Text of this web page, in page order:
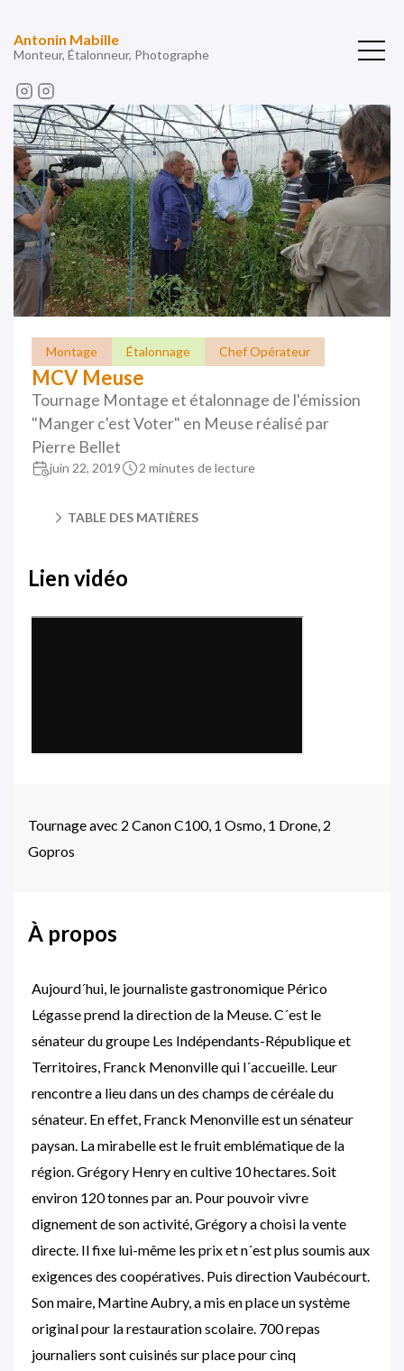
Antonin Mabille
Monteur, Étalonneur, Photographe
Montage Étalonnage Chef Opérateur
MCV Meuse
Tournage Montage et étalonnage de l'émission
"Manger c'est Voter" en Meuse réalisé par
Pierre Bellet
juin 22, 2019 2 minutes de lecture
TABLE DES MATIÈRES
Lien vidéo
Tournage avec 2 Canon C100, 1 Osmo, 1 Drone, 2
Gopros
À propos
Aujourd´hui, le journaliste gastronomique Périco
Légasse prend la direction de la Meuse. C´est le
sénateur du groupe Les Indépendants-République et
Territoires, Franck Menonville qui l´accueille. Leur
rencontre a lieu dans un des champs de céréale du
sénateur. En effet, Franck Menonville est un sénateur
paysan. La mirabelle est le fruit emblématique de la
région. Grégory Henry en cultive 10 hectares. Soit
environ 120 tonnes par an. Pour pouvoir vivre
dignement de son activité, Grégory a choisi la vente
directe. Il fixe lui-même les prix et n´est plus soumis aux
exigences des coopératives. Puis direction Vaubécourt.
Son maire, Martine Aubry, a mis en place un système
original pour la restauration scolaire. 700 repas
journaliers sont cuisinés sur place pour cinq